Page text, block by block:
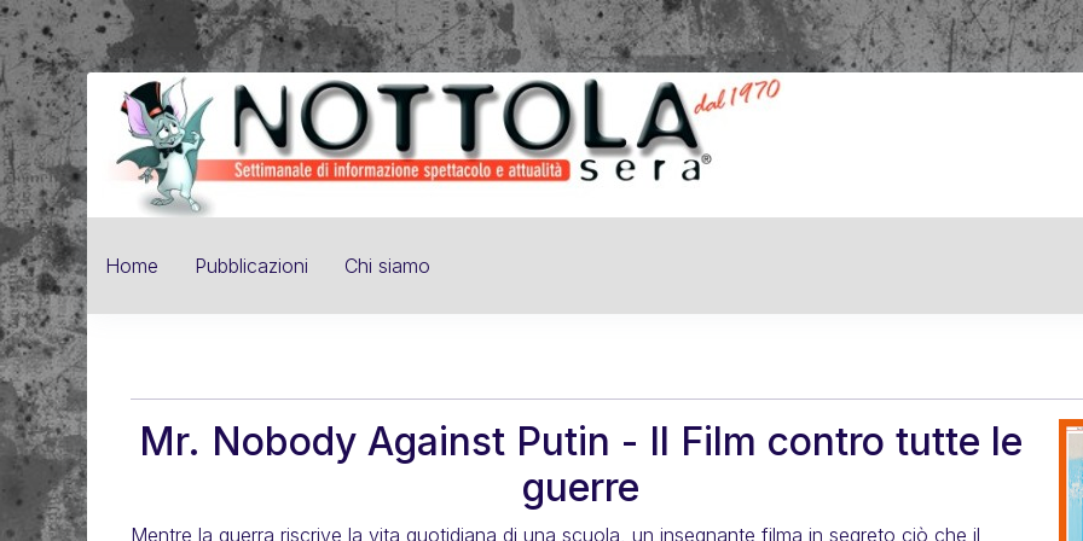
Home Pubblicazioni Chi siamo
Mr. Nobody Against Putin - Il Film contro tutte le
guerre
Mentre la guerra riscrive la vita quotidiana di una scuola, un insegnante filma in segreto ciò che il